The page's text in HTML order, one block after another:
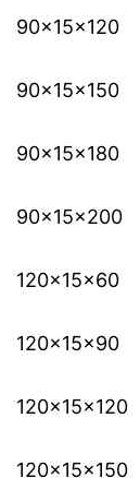
90x15x120
90x15x150
90x15x180
90x15x200
120x15x60
120x15x90
120x15x120
120x15x150